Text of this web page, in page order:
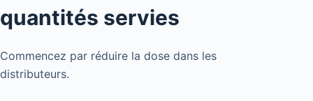
quantités servies
Commencez par réduire la dose dans les
distributeurs.